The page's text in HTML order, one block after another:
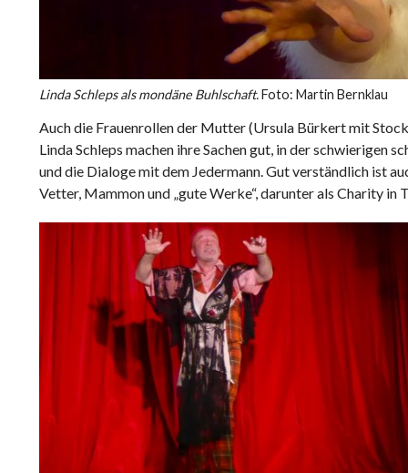
Linda Schleps als mondäne Buhlschaft.Foto: Martin Bernklau
Auch die Frauenrollen der Mutter (Ursula Bürkert mit
Linda Schleps machen ihre Sachen gut, in der
und die Dialoge mit dem Jedermann. Gut verständlich ist
Vetter, Mammon und „gute Werke“, darunter als Charity in